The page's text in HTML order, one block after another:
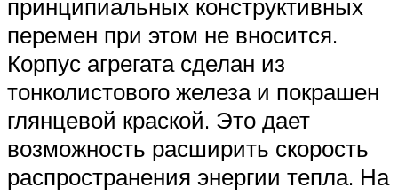
принципиальных конструктивных
перемен при этом не вносится.
Корпус агрегата сделан из
тонколистового железа и покрашен
глянцевой краской. Это дает
возможность расширить скорость
распространения энергии тепла. На